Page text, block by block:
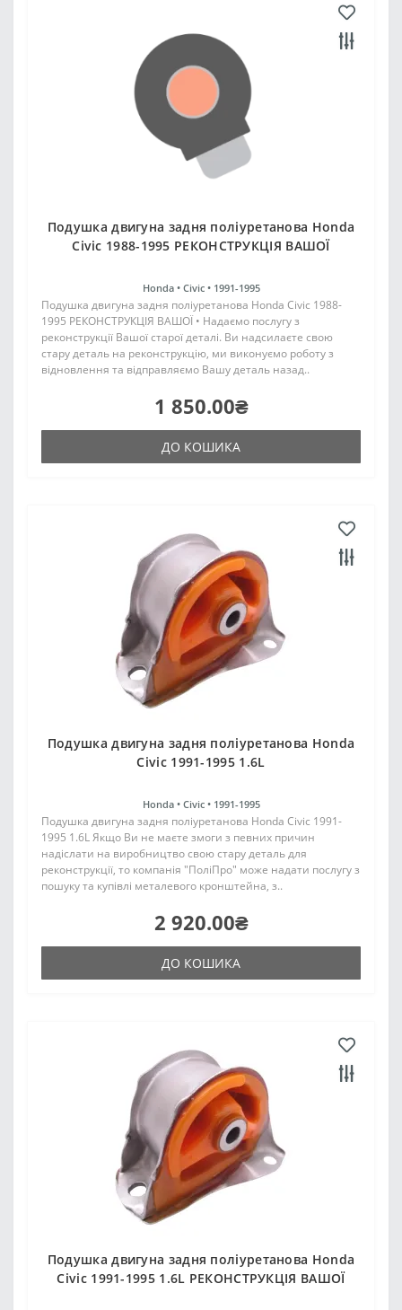
Подушка двигуна задня поліуретанова Honda
Civic 1988-1995 РЕКОНСТРУКЦІЯ ВАШОЇ
Honda • Civic • 1991-1995
Подушка двигуна задня поліуретанова Honda Civic 1988-
1995 РЕКОНСТРУКЦІЯ ВАШОЇ • Надаємо послугу з
реконструкції Вашої старої деталі. Ви надсилаєте свою
стару деталь на реконструкцію, ми виконуємо роботу з
відновлення та відправляємо Вашу деталь назад..
1 850.00₴
ДО КОШИКА
Подушка двигуна задня поліуретанова Honda
Civic 1991-1995 1.6L
Honda • Civic • 1991-1995
Подушка двигуна задня поліуретанова Honda Civic 1991-
1995 1.6L Якщо Ви не маєте змоги з певних причин
надіслати на виробництво свою стару деталь для
реконструкції, то компанія "ПоліПро" може надати послугу з
пошуку та купівлі металевого кронштейна, з..
2 920.00₴
ДО КОШИКА
Подушка двигуна задня поліуретанова Honda
Civic 1991-1995 1.6L РЕКОНСТРУКЦІЯ ВАШОЇ